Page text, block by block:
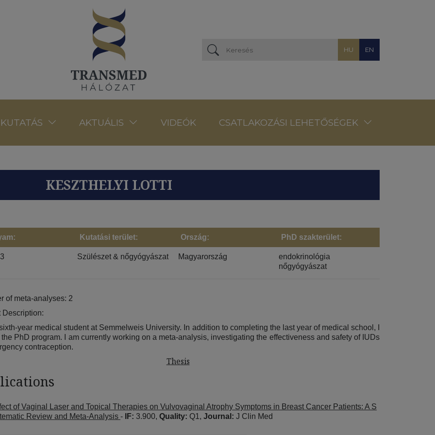
HU EN
KUTATÁS AKTUÁLIS VIDEÓK CSATLAKOZÁSI LEHETŐSÉGEK
KESZTHELYI LOTTI
Kutatási terület:
Szülészet & nőgyógyászat
Ország:
Magyarország
PhD szakterület:
endokrinológia
nőgyógyászat
of meta-analyses: 2
Description:
sixth-year medical student at Semmelweis University. In addition to completing the last year of medical school, I
the PhD program. I am currently working on a meta-analysis, investigating the effectiveness and safety of IUDs
contraception.
Thesis
of Vaginal Laser and Topical Therapies on Vulvovaginal Atrophy Symptoms in Breast Cancer Patients: A S
Review and Meta-Analysis - IF: 3.900, Quality: Q1, Journal: J Clin Med